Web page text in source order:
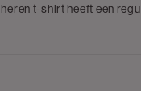
t-shirt heeft een